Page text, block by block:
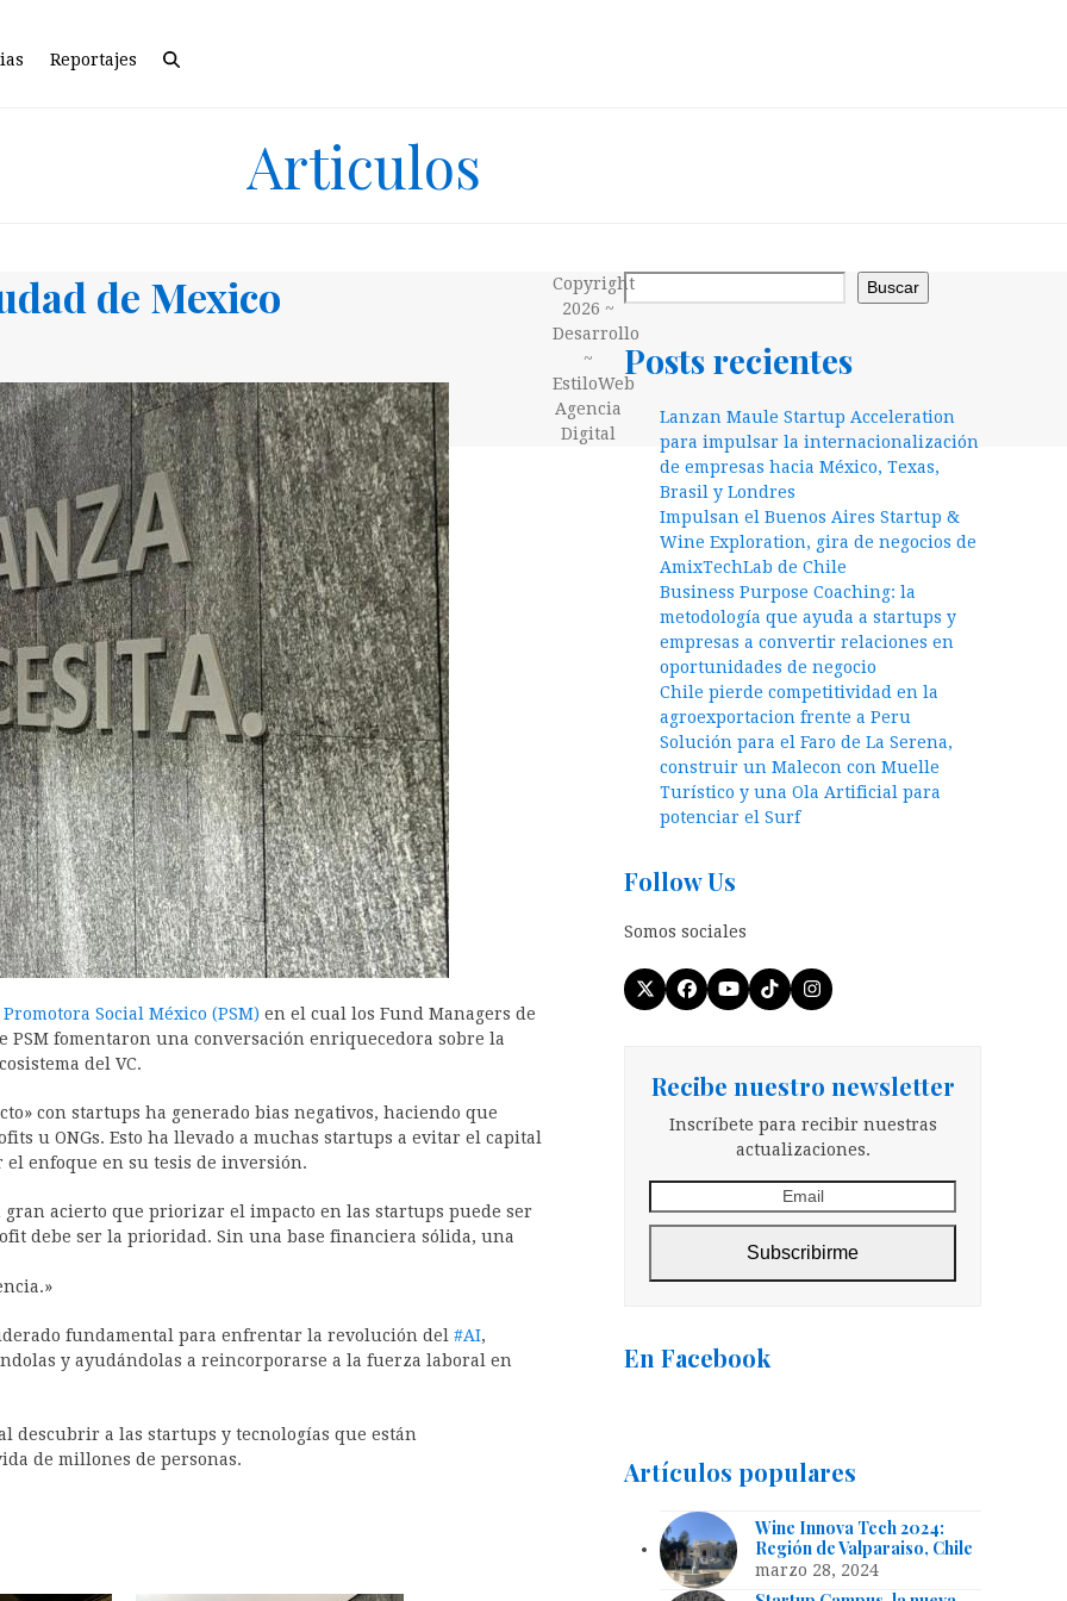
Reportajes
Articulos
de Mexico
Promotora Social México (PSM) en el cual los Fund Managers de
PSM fomentaron una conversación enriquecedora sobre la
del VC.
con startups ha generado bias negativos, haciendo que
u ONGs. Esto ha llevado a muchas startups a evitar el capital
el enfoque en su tesis de inversión.
gran acierto que priorizar el impacto en las startups puede ser
debe ser la prioridad. Sin una base financiera sólida, una
fundamental para enfrentar la revolución del #AI,
y ayudándolas a reincorporarse a la fuerza laboral en
descubrir a las startups y tecnologías que están
de millones de personas.
Buscar
Posts recientes
Lanzan Maule Startup Acceleration
para impulsar la internacionalización
de empresas hacia México, Texas,
Brasil y Londres
Impulsan el Buenos Aires Startup &
Wine Exploration, gira de negocios de
AmixTechLab de Chile
Business Purpose Coaching: la
metodología que ayuda a startups y
empresas a convertir relaciones en
oportunidades de negocio
Chile pierde competitividad en la
agroexportacion frente a Peru
Solución para el Faro de La Serena,
construir un Malecon con Muelle
Turístico y una Ola Artificial para
potenciar el Surf
Follow Us
Somos sociales
Twitter
(deprecated)
Facebook
YouTube
TiktokInstagram
Recibe nuestro newsletter
Inscríbete para recibir nuestras
actualizaciones.
Subscribirme
En Facebook
Artículos populares
Wine Innova Tech 2024:
Región de Valparaiso, Chile
marzo 28, 2024
Copyright
2026 ~
Desarrollo
~
EstiloWeb
Agencia
Digital